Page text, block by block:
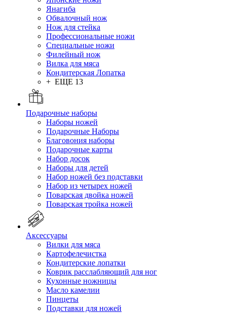
Янагиба
Обвалочный нож
Нож для стейка
Профессиональные ножи
Специальные ножи
Филейный нож
Вилка для мяса
Кондитерская Лопатка
+ ЕЩЕ 13
Подарочные наборы
Наборы ножей
Подарочные Наборы
Благовония наборы
Подарочные карты
Набор досок
Наборы для детей
Набор ножей без подставки
Набор из четырех ножей
Поварская двойка ножей
Поварская тройка ножей
Аксессуары
Вилки для мяса
Картофелечистка
Кондитерские лопатки
Коврик расслабляющий для ног
Кухонные ножницы
Масло камелии
Пинцеты
Подставки для ножей